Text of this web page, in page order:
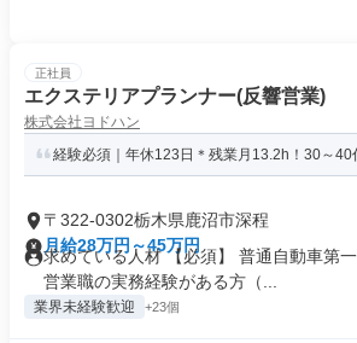
正社員
エクステリアプランナー(反響営業)
株式会社ヨドハン
経験必須｜年休123日＊残業月13.2h！30～40
〒322-0302栃木県鹿沼市深程
月給28万円～45万円
求めている人材 【必須】 普通自動車第
営業職の実務経験がある方（...
業界未経験歓迎 +23個